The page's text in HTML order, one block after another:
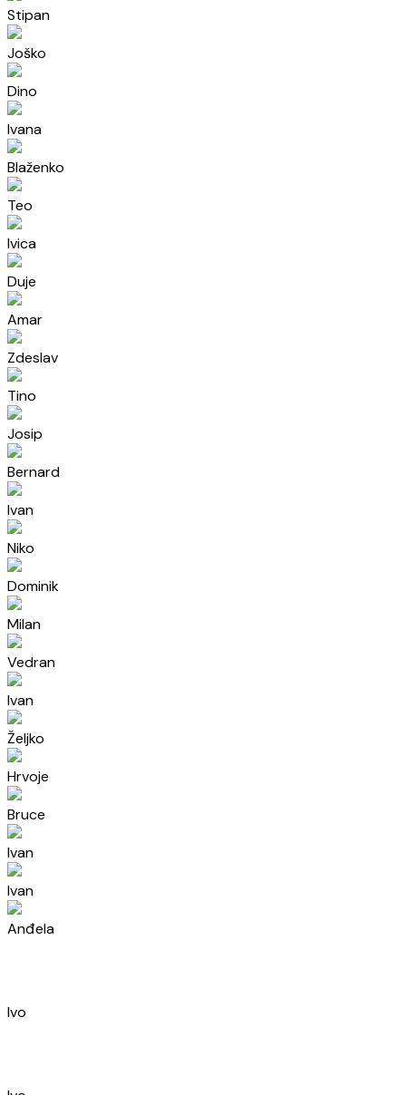
Stipan
Joško
Dino
Ivana
Blaženko
Teo
Ivica
Duje
Amar
Zdeslav
Tino
Josip
Bernard
Ivan
Niko
Dominik
Milan
Vedran
Ivan
Željko
Hrvoje
Bruce
Ivan
Ivan
Anđela
Ivo